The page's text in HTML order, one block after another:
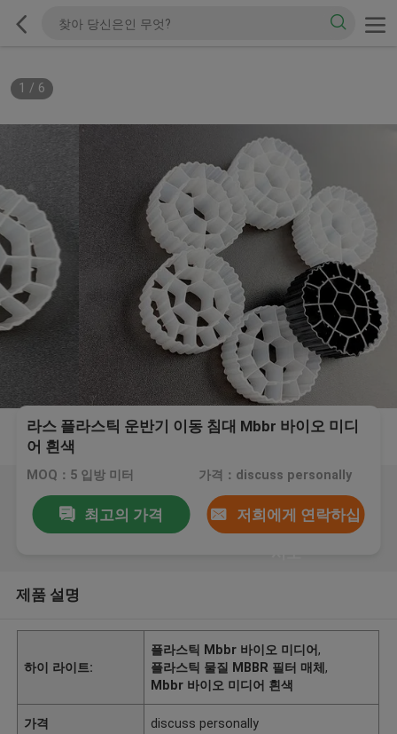
1 / 6
라스 플라스틱 운반기 이동 침대 Mbbr 바이오 미디
어 흰색
MOQ：5 입방 미터 가격：discuss personally
최고의 가격 저희에게 연락하십
제품 설명
하이 라이트:
플라스틱 Mbbr 바이오 미디어,
플라스틱 물질 MBBR 필터 매체,
Mbbr 바이오 미디어 흰색
가격 discuss personally